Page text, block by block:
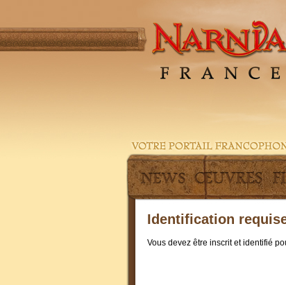
Identification
Vous devez être inscrit et identifié